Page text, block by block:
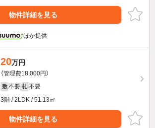
物件詳細を見る
ほか提供
20万円
（管理費18,000円）
敷 不要 礼 不要
3階 / 2LDK / 51.13㎡
物件詳細を見る